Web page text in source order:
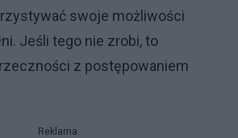
swoje możliwości
Jeśli tego nie zrobi, to
z postępowaniem
Reklama